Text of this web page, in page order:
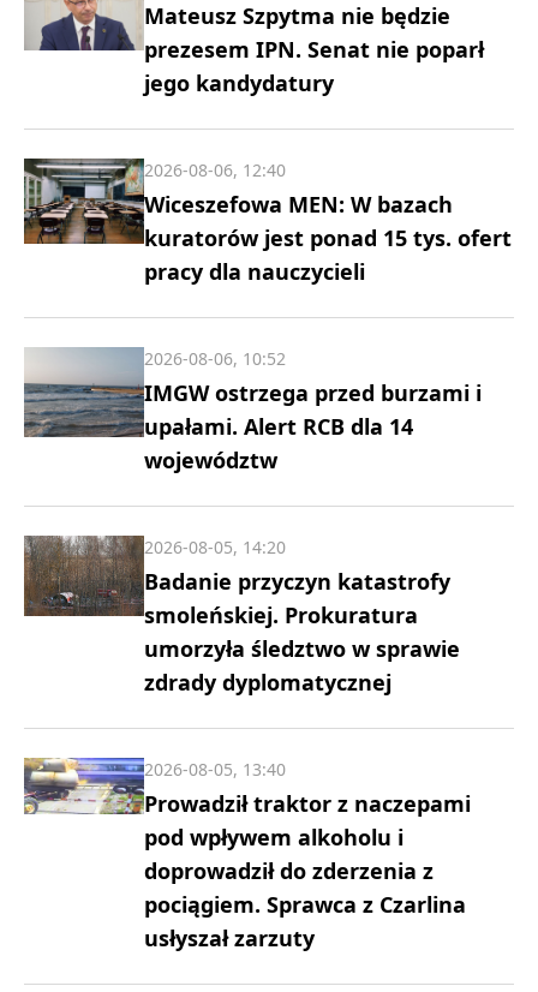
Mateusz Szpytma nie będzie
prezesem IPN. Senat nie poparł
jego kandydatury
Wiceszefowa MEN: W bazach
kuratorów jest ponad 15 tys. ofert
pracy dla nauczycieli
2026-08-06, 12:40
IMGW ostrzega przed burzami i
upałami. Alert RCB dla 14
województw
2026-08-06, 10:52
Badanie przyczyn katastrofy
smoleńskiej. Prokuratura
umorzyła śledztwo w sprawie
zdrady dyplomatycznej
2026-08-05, 14:20
Prowadził traktor z naczepami
pod wpływem alkoholu i
doprowadził do zderzenia z
pociągiem. Sprawca z Czarlina
usłyszał zarzuty
2026-08-05, 13:40